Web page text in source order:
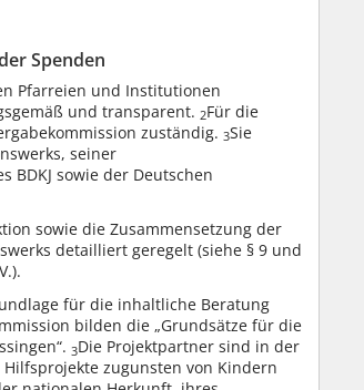
Spenden
Pfarreien und Institutionen
und transparent. 2Für die
zuständig. 3Sie
seiner
BDKJ sowie der Deutschen
sowie die Zusammensetzung der
detailliert geregelt (siehe § 9 und
für die inhaltliche Beratung
bilden die „Grundsätze für die
3Die Projektpartner sind in der
zugunsten von Kindern